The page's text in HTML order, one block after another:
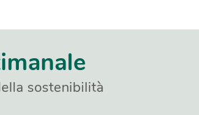
sostenibilità